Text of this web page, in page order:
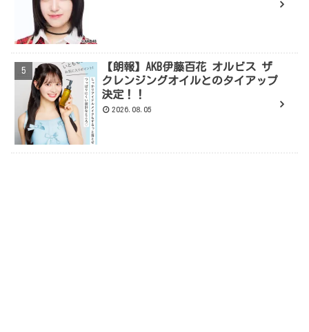
【朗報】AKB伊藤百花 オルビス ザ
クレンジングオイルとのタイアップ
決定！！
2026.08.05